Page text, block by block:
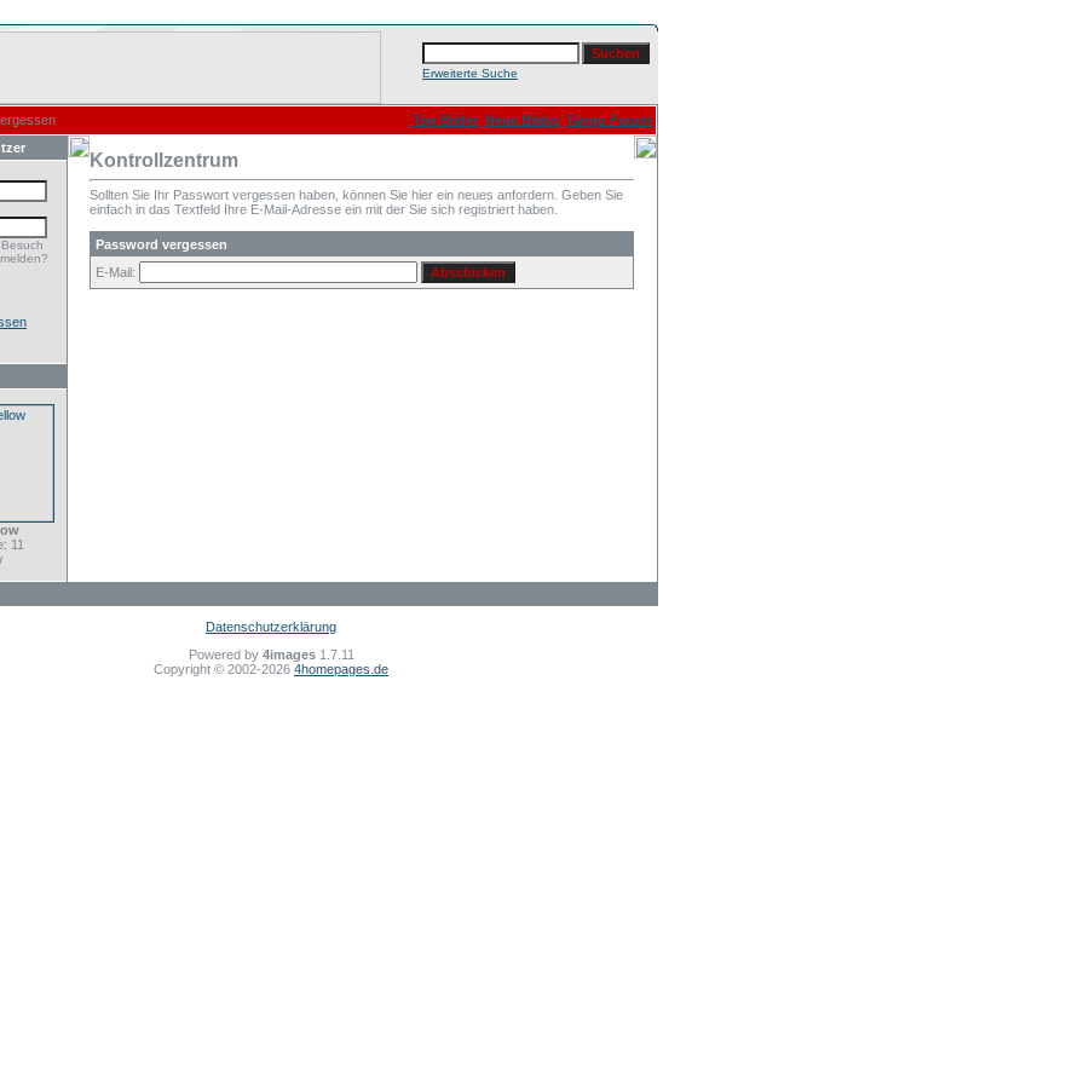
Erweiterte Suche
Top Bilder Neue Bilder Tango Forum
11
Kontrollzentrum
Sollten Sie Ihr Passwort vergessen haben, können Sie hier ein neues anfordern. Geben Sie
einfach in das Textfeld Ihre E-Mail-Adresse ein mit der Sie sich registriert haben.
Password vergessen
E-Mail:
Datenschutzerklärung
Powered by 4images1.7.11
Copyright © 2002-2026 4homepages.de